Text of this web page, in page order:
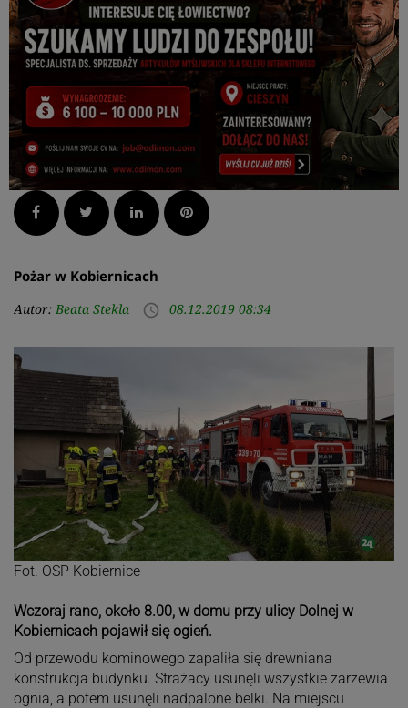
Facebook Twitter LinkedInPinterest
Pożar w Kobiernicach
Autor: Beata Stekla access_time 08.12.2019 08:34
Fot. OSP Kobiernice
Wczoraj rano, około 8.00, w domu przy ulicy Dolnej w
Kobiernicach pojawił się ogień.
Od przewodu kominowego zapaliła się drewniana
konstrukcja budynku. Strażacy usunęli wszystkie zarzewia
ognia, a potem usunęli nadpalone belki. Na miejscu